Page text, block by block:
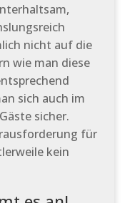
nicht auf die
wie man diese
sich auch im
sicher.
für
kein